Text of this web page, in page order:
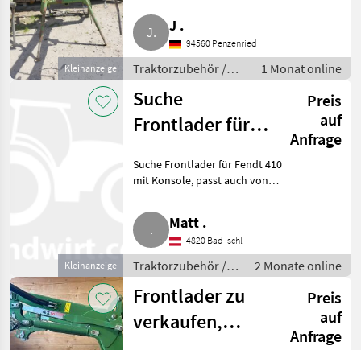
Kleinanzeige
Keine Parallelführung.
Traktorzubehör Frontlader
J .
94560 Penzenried
Traktorzubehör /
Frontlader
1 Monat online
Kleinanzeige
Suche
Frontlader für
Preis
auf
Anfrage
Suche Frontlader für Fendt 410
mit Konsole, passt auch von
Frontlader
Matt .
4820 Bad Ischl
Traktorzubehör /
Frontlader
2 Monate online
Frontlader zu
verkaufen,
Preis
auf
Anfrage